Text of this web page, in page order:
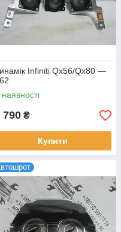
Infiniti Qx56/Qx80 —
790 ₴
Купити